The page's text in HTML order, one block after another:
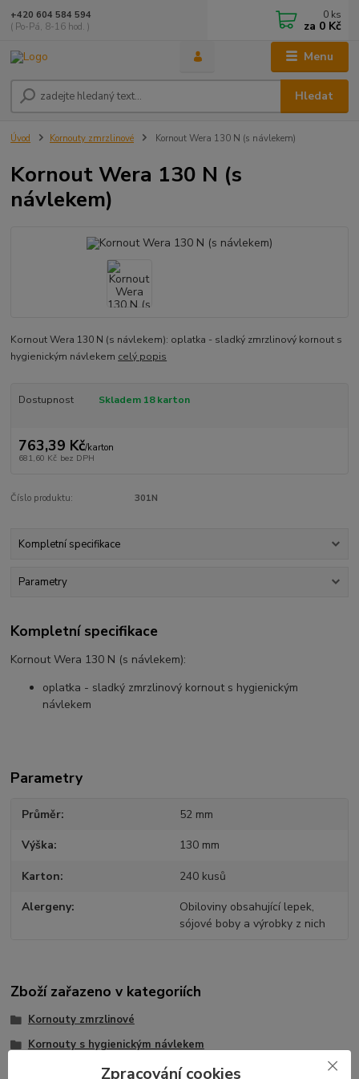
Menu
Hledat
+420 604 584 594
( Po-Pá, 8-16 hod. )
0 ks
za 0 Kč
Úvod Kornouty zmrzlinové Kornout Wera 130 N (s návlekem)
Kornout Wera 130 N (s
návlekem)
Kornout Wera 130 N (s návlekem): oplatka - sladký zmrzlinový kornout s
hygienickým návlekem celý popis
Dostupnost Skladem 18 karton
763,39 Kč/karton
681,60 Kč bez DPH
Číslo produktu: 301N
Kompletní specifikace
Parametry
Kompletní specifikace
Kornout Wera 130 N (s návlekem):
oplatka - sladký zmrzlinový kornout s hygienickým
návlekem
Parametry
Průměr 52 mm
Výška 130 mm
Karton 240 kusů
Alergeny
Obiloviny obsahující lepek,
sójové boby a výrobky z nich
Zboží zařazeno v kategoriích
Kornouty zmrzlinové
Kornouty s hygienickým návlekem
Zpracování cookies